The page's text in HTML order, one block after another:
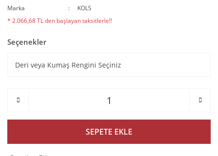
Marka
KOLS
* 2.066,68 TL den başlayan taksitlerle!!
Seçenekler
SEPETE EKLE